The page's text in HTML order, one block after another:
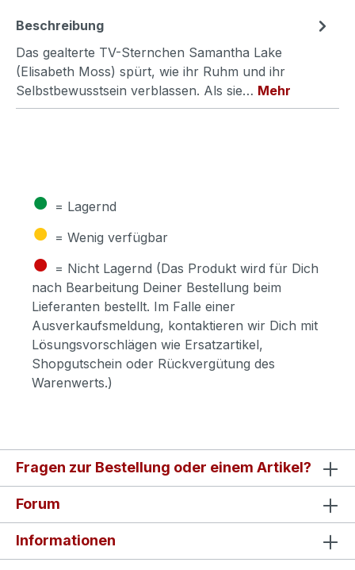
Beschreibung
Das gealterte TV-Sternchen Samantha Lake
(Elisabeth Moss) spürt, wie ihr Ruhm und ihr
Selbstbewusstsein verblassen. Als sie… Mehr
● = Lagernd
● = Wenig verfügbar
● = Nicht Lagernd (Das Produkt wird für Dich
nach Bearbeitung Deiner Bestellung beim
Lieferanten bestellt. Im Falle einer
Ausverkaufsmeldung, kontaktieren wir Dich mit
Lösungsvorschlägen wie Ersatzartikel,
Shopgutschein oder Rückvergütung des
Warenwerts.)
Fragen zur Bestellung oder einem Artikel?
Forum
Informationen